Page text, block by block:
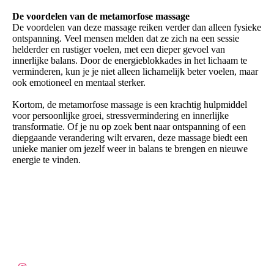
De voordelen van de metamorfose massage
De voordelen van deze massage reiken verder dan alleen fysieke
ontspanning. Veel mensen melden dat ze zich na een sessie
helderder en rustiger voelen, met een dieper gevoel van
innerlijke balans. Door de energieblokkades in het lichaam te
verminderen, kun je je niet alleen lichamelijk beter voelen, maar
ook emotioneel en mentaal sterker.
Kortom, de metamorfose massage is een krachtig hulpmiddel
voor persoonlijke groei, stressvermindering en innerlijke
transformatie. Of je nu op zoek bent naar ontspanning of een
diepgaande verandering wilt ervaren, deze massage biedt een
unieke manier om jezelf weer in balans te brengen en nieuwe
energie te vinden.